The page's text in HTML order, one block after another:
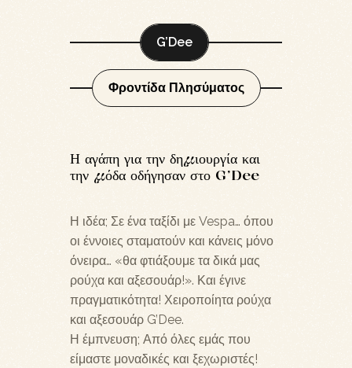
G’Dee
Φροντίδα Πλησύματος
Η αγάπη για την δημιουργία και
την μόδα οδήγησαν στο G’Dee
Η ιδέα; Σε ένα ταξίδι με Vespa… όπου
οι έννοιες σταματούν και κάνεις μόνο
όνειρα… «θα φτιάξουμε τα δικά μας
ρούχα και αξεσουάρ!». Και έγινε
πραγματικότητα! Χειροποίητα ρούχα
και αξεσουάρ G’Dee.
Η έμπνευση; Από όλες εμάς που
είμαστε μοναδικές και ξεχωριστές!